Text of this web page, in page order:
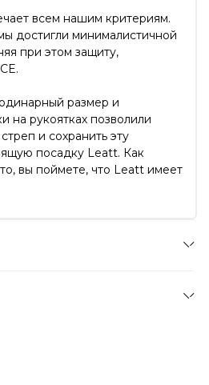
всем нашим критериям.
достигли минималистичной
при этом защиту,
размер и
на рукоятках позволили
и сохранить эту
посадку Leatt. Как
вы поймете, что Leatt имеет